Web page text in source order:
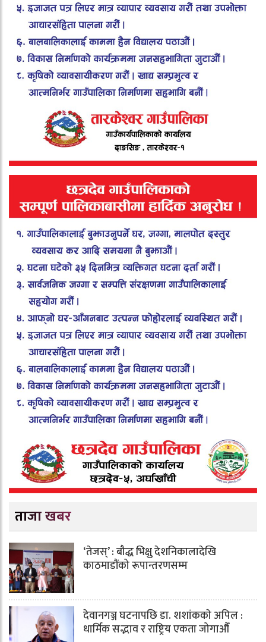
ताजा खबर
‘तेजस्’ : बौद्ध भिक्षु देशनिकालादेखि
काठमाडौंको रूपान्तरणसम्म
देवानगञ्ज घटनापछि डा. शशांककाे अपिल :
धार्मिक सद्भाव र राष्ट्रिय एकता जोगाऔँ